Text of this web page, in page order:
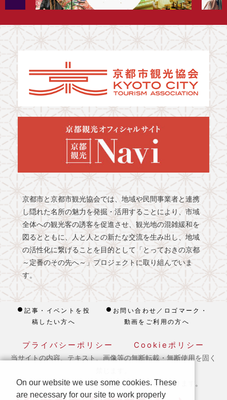
京都市と京都市観光協会では、地域や民間事業者と連携
し隠れた名所の魅力を発掘・活用することにより、市域
全体への観光客の誘客を促進させ、観光地の混雑緩和を
図るとともに、人と人との新たな交流を生み出し、地域
の活性化に繋げることを目的として「とっておきの京都
～定番のその先へ～」プロジェクトに取り組んでいま
す。
記事・イベントを投
稿したい方へ
お問い合わせ／ロゴマーク・
動画をご利用の方へ
プライバシーポリシー Cookieポリシー
当サイトの内容、テキスト、画像等の無断転載・無断使用を固く
※ 本ホームページの運営は宿泊税を活用しております。
On our website we use some cookies. These
are necessary for our site to work properly